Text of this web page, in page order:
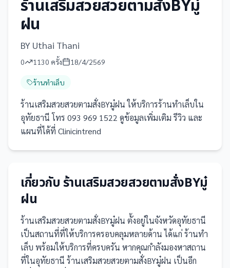
ร้านเสริมสวยสวยตามสั่งBYมู๋
ฝน
BY Uthai Thani
0 1130 ครั้ง 18/4/2569
ร้านทำเล็บ
ร้านเสริมสวยสวยตามสั่งBYมู๋ฝน ให้บริการร้านทำเล็บใน
อุทัยธานี โทร 093 969 1522 ดูข้อมูลเพิ่มเติม รีวิว และ
แผนที่ได้ที่ Clinicintrend
เกี่ยวกับร้านเสริมสวยสวยตามสั่งBYมู๋
ฝน
ร้านเสริมสวยสวยตามสั่งBYมู๋ฝน ตั้งอยู่ในจังหวัดอุทัยธานี
เป็นสถานที่ที่ให้บริการครอบคลุมหลายด้าน ได้แก่ ร้านทำ
เล็บ พร้อมให้บริการที่ครบครัน หากคุณกำลังมองหาสถาน
ที่ในอุทัยธานี ร้านเสริมสวยสวยตามสั่งBYมู๋ฝน เป็นอีก